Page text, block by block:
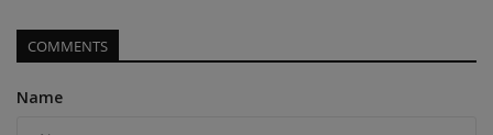
COMMENTS
Name